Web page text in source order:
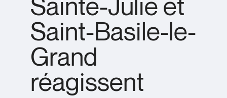
Sainte-Julie et
Saint-Basile-le-
Grand
réagissent